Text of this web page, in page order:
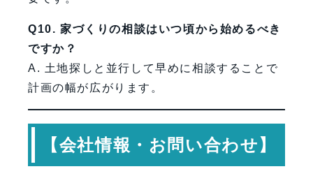
Q10. 家づくりの相談はいつ頃から始めるべき
ですか？
A. 土地探しと並行して早めに相談することで
計画の幅が広がります。
【会社情報・お問い合わせ】